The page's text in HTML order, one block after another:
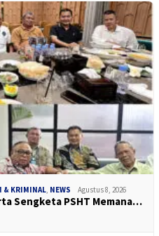
& KRIMINAL, NEWS Agustus 8, 2026
Sengketa PSHT Memana…